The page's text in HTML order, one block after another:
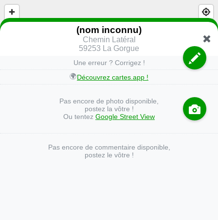
(nom inconnu)
Chemin Latéral
59253 La Gorgue
Une erreur ? Corrigez !
🌍Découvrez cartes.app !
Pas encore de photo disponible,
postez la vôtre !
Ou tentez Google Street View
Pas encore de commentaire disponible,
postez le vôtre !